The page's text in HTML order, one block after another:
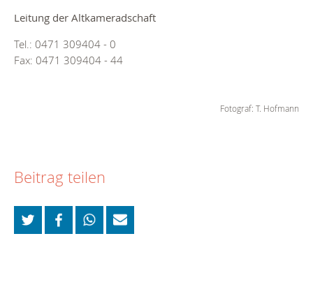
Leitung der Altkameradschaft
Tel.: 0471 309404 - 0
Fax: 0471 309404 - 44
Fotograf: T. Hofmann
Beitrag teilen